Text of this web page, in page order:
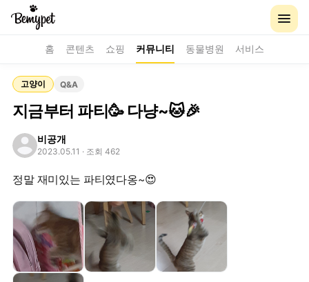
홈 콘텐츠 쇼핑 커뮤니티 동물병원 서비스
고양이 Q&A
지금부터 파티🥳 다냥~🐱🎉
비공개
2023.05.11 · 조회 462
정말 재미있는 파티였다옹~😍